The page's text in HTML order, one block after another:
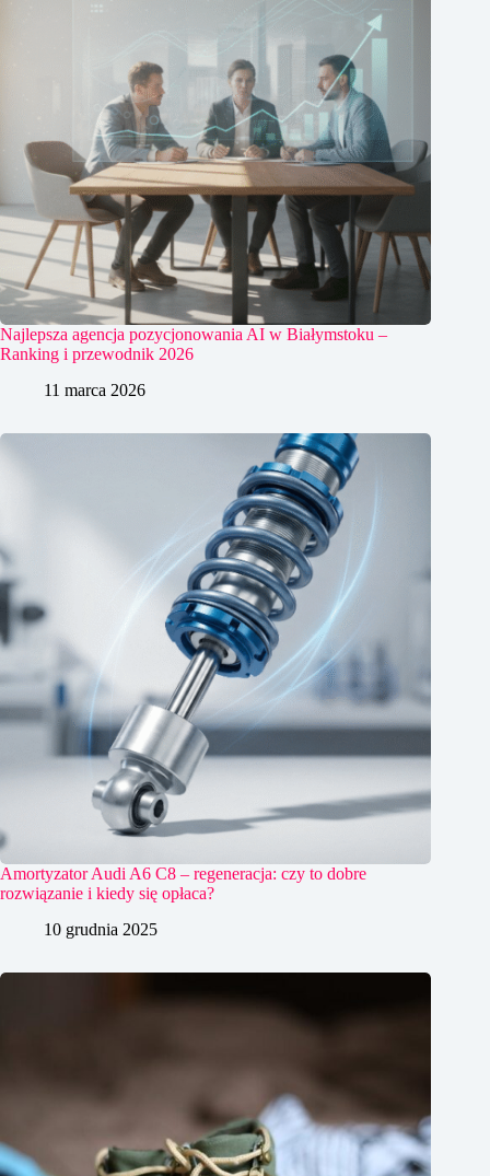
Najlepsza agencja pozycjonowania AI w Białymstoku –
Ranking i przewodnik 2026
11 marca 2026
Amortyzator Audi A6 C8 – regeneracja: czy to dobre
rozwiązanie i kiedy się opłaca?
10 grudnia 2025